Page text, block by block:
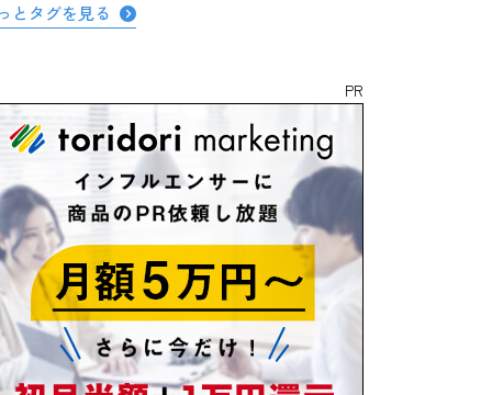
とタグを見る
PR